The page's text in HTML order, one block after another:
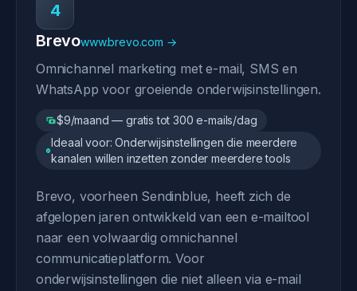
4
Brevowww.brevo.com →
Omnichannel marketing met e-mail, SMS en
WhatsApp voor groeiende onderwijsinstellingen.
$9/maand — gratis tot 300 e-mails/dag
Ideaal voor: Onderwijsinstellingen die meerdere
kanalen willen inzetten zonder meerdere tools
Brevo, voorheen Sendinblue, heeft zich de
afgelopen jaren ontwikkeld van een e-mailtool
naar een volwaardig omnichannel
communicatieplatform. Voor
onderwijsinstellingen die niet alleen via e-mail